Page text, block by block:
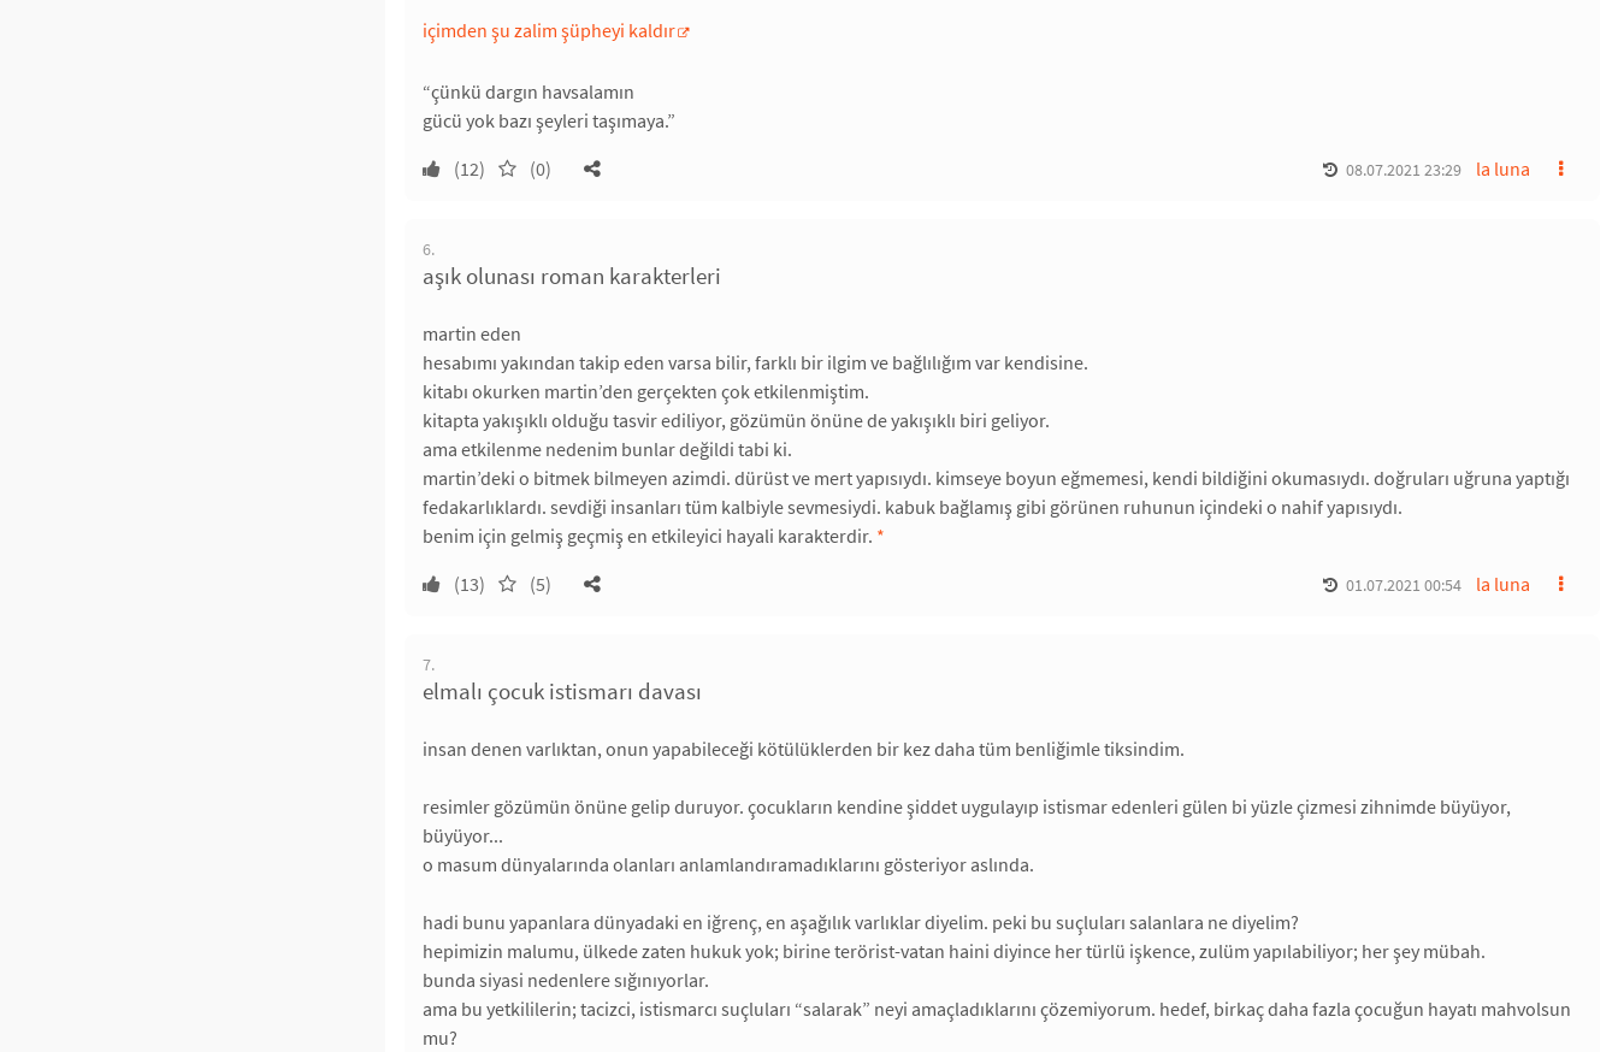
içimden şu zalim şüpheyi kaldır
“çünkü dargın havsalamın
gücü yok bazı şeyleri taşımaya.”
(12)
(0) la luna
08.07.2021 23:29
6.
aşık olunası roman karakterleri
martin eden
hesabımı yakından takip eden varsa bilir, farklı bir ilgim ve bağlılığım var kendisine.
kitabı okurken martin’den gerçekten çok etkilenmiştim.
kitapta yakışıklı olduğu tasvir ediliyor, gözümün önüne de yakışıklı biri geliyor.
ama etkilenme nedenim bunlar değildi tabi ki.
martin’deki o bitmek bilmeyen azimdi. dürüst ve mert yapısıydı. kimseye boyun eğmemesi, kendi bildiğini okumasıydı. doğruları uğruna yaptığı
fedakarlıklardı. sevdiği insanları tüm kalbiyle sevmesiydi. kabuk bağlamış gibi görünen ruhunun içindeki o nahif yapısıydı.
benim için gelmiş geçmiş en etkileyici hayali karakterdir. *
(13)
(5) la luna
01.07.2021 00:54
7.
elmalı çocuk istismarı davası
insan denen varlıktan, onun yapabileceği kötülüklerden bir kez daha tüm benliğimle tiksindim.
resimler gözümün önüne gelip duruyor. çocukların kendine şiddet uygulayıp istismar edenleri gülen bi yüzle çizmesi zihnimde büyüyor,
büyüyor...
o masum dünyalarında olanları anlamlandıramadıklarını gösteriyor aslında.
hadi bunu yapanlara dünyadaki en iğrenç, en aşağılık varlıklar diyelim. peki bu suçluları salanlara ne diyelim?
hepimizin malumu, ülkede zaten hukuk yok; birine terörist-vatan haini diyince her türlü işkence, zulüm yapılabiliyor; her şey mübah.
bunda siyasi nedenlere sığınıyorlar.
ama bu yetkililerin; tacizci, istismarcı suçluları “salarak” neyi amaçladıklarını çözemiyorum. hedef, birkaç daha fazla çocuğun hayatı mahvolsun
mu?